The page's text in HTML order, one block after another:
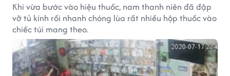
Khi vừa bước vào hiệu thuốc, nam thanh niên đã đập
vỡ tủ kính rồi nhanh chóng lùa rất nhiều hộp thuốc vào
chiếc túi mang theo.